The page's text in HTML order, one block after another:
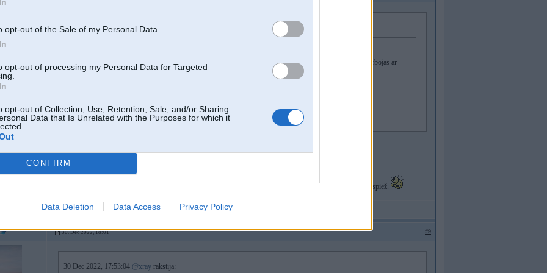
opt-out of the Sale of my Personal Data.
opt-out of processing my Personal Data for Targeted
opt-out of Collection, Use, Retention, Sale, and/or Sharing
Data that Is Unrelated with the Purposes for which it
CONFIRM
Data Deletion Data Access Privacy Policy
30 Dec 2022, 11:40:15@josirakstīja:
Jā, tas vads ir uz masas. Šodien vēl kārtīgi savilkšu vadus un mēģināšu vēlreiz. Šeit arī ir kāds kas nodarbojas ar
kodēšanu? Jo apsilde nestrādā, ieslēdzas lampiņas uz 3sek un nodziest
Apsilde varētu būt kodēšanas jautājums, tai sava vadība caur LIN.
Sēdekļi ir no asv.
Apsilde darbojas, tikai zaļās lampiņas mirgo.
No rīta vadītāja sēdeklis vēl darbojās, salasīju visu kopā, un pārstāja darboties. Caur ista arī neredz ka pogas nospiež.
30. Dec 2022, 18:01 #9
30 Dec 2022, 17:53:04 @xray rakstīja: